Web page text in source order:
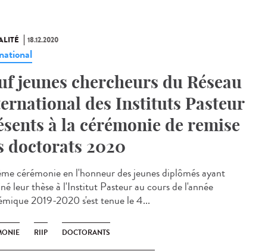
18.12.2020
jeunes chercheurs du Réseau
des Instituts Pasteur
à la cérémonie de remise
doctorats 2020
cérémonie en l'honneur des jeunes diplômés ayant
leur thèse à l'Institut Pasteur au cours de l'année
2019-2020 s'est tenue le 4...
RIIP DOCTORANTS